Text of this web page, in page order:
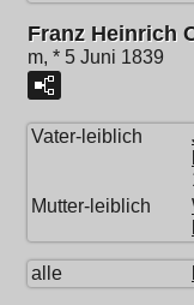
Franz Heinrich
m, * 5 Juni 1839
Vater-leiblich
Mutter-leiblich
alle